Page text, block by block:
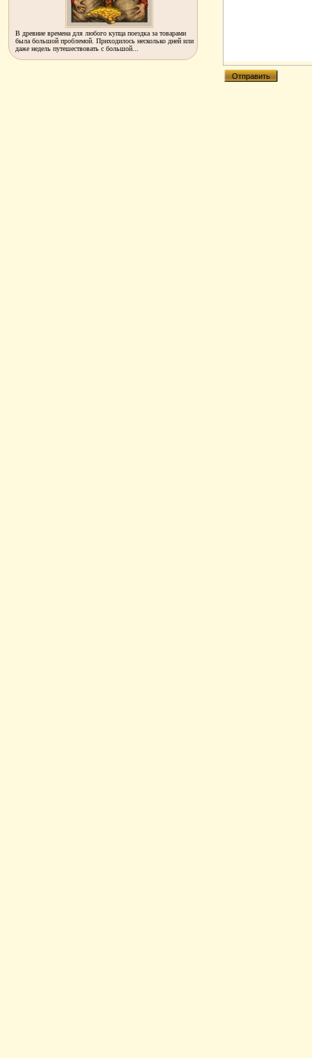
В древние времена для любого купца поездка за товарами
была большой проблемой. Приходилось несколько дней или
даже недель путешествовать с большой...